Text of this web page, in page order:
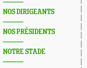
NOS DIRIGEANTS
NOS PRÉSIDENTS
NOTRE STADE